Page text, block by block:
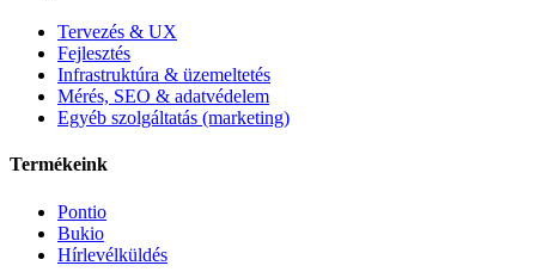
Tervezés & UX
Fejlesztés
Infrastruktúra & üzemeltetés
Mérés, SEO & adatvédelem
Egyéb szolgáltatás (marketing)
Termékeink
Pontio
Bukio
Hírlevélküldés